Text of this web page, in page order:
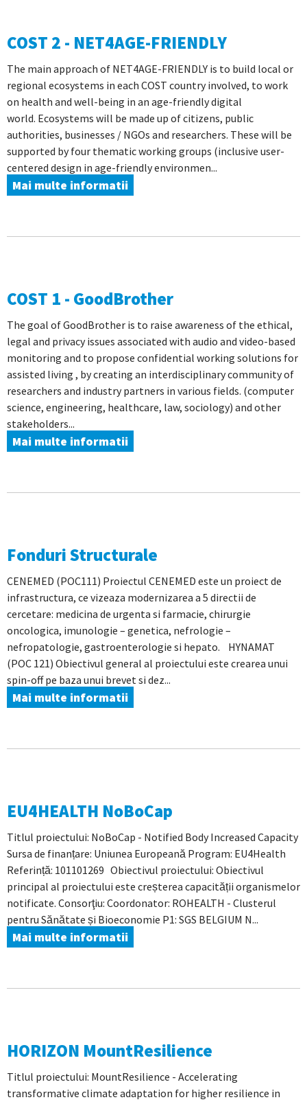
COST 2 - NET4AGE-FRIENDLY
The main approach of NET4AGE-FRIENDLY is to build local or
regional ecosystems in each COST country involved, to work
on health and well-being in an age-friendly digital
world. Ecosystems will be made up of citizens, public
authorities, businesses / NGOs and researchers. These will be
supported by four thematic working groups (inclusive user-
centered design in age-friendly environmen...
Mai multe informatii
COST 1 - GoodBrother
The goal of GoodBrother is to raise awareness of the ethical,
legal and privacy issues associated with audio and video-based
monitoring and to propose confidential working solutions for
assisted living , by creating an interdisciplinary community of
researchers and industry partners in various fields. (computer
science, engineering, healthcare, law, sociology) and other
stakeholders...
Mai multe informatii
Fonduri Structurale
CENEMED (POC111) Proiectul CENEMED este un proiect de
infrastructura, ce vizeaza modernizarea a 5 directii de
cercetare: medicina de urgenta si farmacie, chirurgie
oncologica, imunologie – genetica, nefrologie –
nefropatologie, gastroenterologie si hepato. HYNAMAT
(POC 121) Obiectivul general al proiectului este crearea unui
spin-off pe baza unui brevet si dez...
Mai multe informatii
EU4HEALTH NoBoCap
Titlul proiectului: NoBoCap - Notified Body Increased Capacity
Sursa de finanțare: Uniunea Europeană Program: EU4Health
Referință: 101101269 Obiectivul proiectului: Obiectivul
principal al proiectului este creșterea capacității organismelor
notificate. Consorţiu: Coordonator: ROHEALTH - Clusterul
pentru Sănătate și Bioeconomie P1: SGS BELGIUM N...
Mai multe informatii
HORIZON MountResilience
Titlul proiectului: MountResilience - Accelerating
transformative climate adaptation for higher resilience in